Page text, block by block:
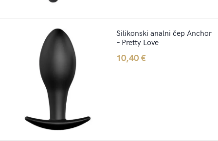
Silikonski analni čep Anchor
– Pretty Love
10,40€